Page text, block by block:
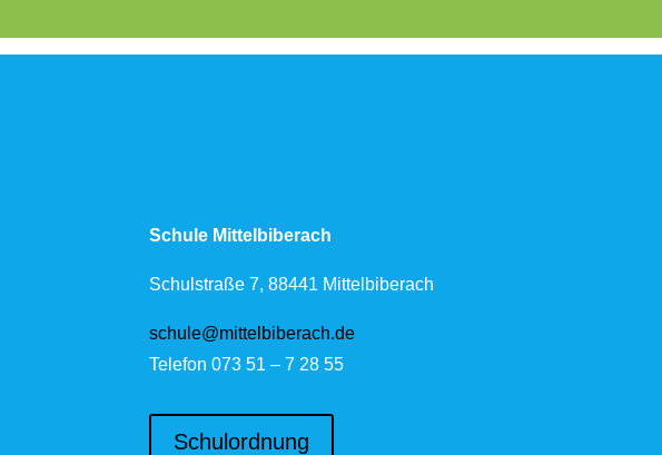
Schule Mittelbiberach
Schulstraße 7, 88441 Mittelbiberach
schule@mittelbiberach.de
Telefon 073 51 – 7 28 55
Schulordnung